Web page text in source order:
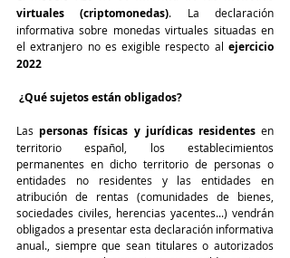
virtuales (criptomonedas). La declaración
informativa sobre monedas virtuales situadas en
el extranjero no es exigible respecto al ejercicio
2022
¿Qué sujetos están obligados?
Las personas físicas y jurídicas residentes en
territorio español, los establecimientos
permanentes en dicho territorio de personas o
entidades no residentes y las entidades en
atribución de rentas (comunidades de bienes,
sociedades civiles, herencias yacentes...) vendrán
obligados a presentar esta declaración informativa
anual., siempre que sean titulares o autorizados